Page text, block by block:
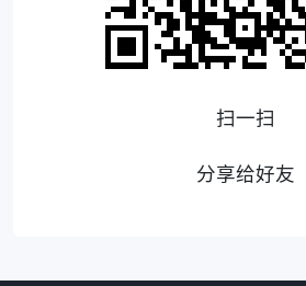
扫一扫
分享给好友